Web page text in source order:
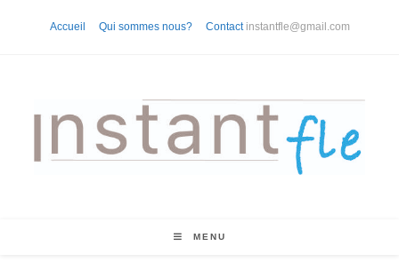
Accueil Qui sommes nous? Contact instantfle@gmail.com
MENU